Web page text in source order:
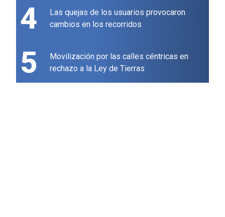
4
Las quejas de los usuarios provocaron
cambios en los recorridos
5
Movilización por las calles céntricas en
rechazo a la Ley de Tierras